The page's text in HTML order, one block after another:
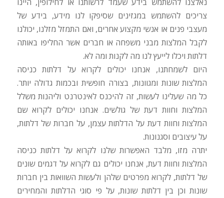
צריכים להשתמש במגזינים שסיפקו לנו מידע, בידע של
מעצבי פנים או אנשי מקצוע אחרים, ואם התמזל מזלנו, יכולנו
לקבל המלצות מבני משפחה או חברים אשר החליפו באותה
דלתות ויכלו לייעץ לנו מה לקנות ומה לא.
היום לשמחתנו, אנחנו יכולים לקרוא על דלתות כניסה
המלצות שונות ומגוונות, בצורה חופשית ובכמות גדולה יותר.
כל מה שעלינו לעשות, זה להיכנס לאינטרנט וליהנות משלל
המלצות וחוות דעת של גולשים. אנחנו יכולים לקרוא שם
המלצות וחוות דעת על הדלתות עצמן, על חברות של דלתות,
על עיצובים וסגנונות.
יתרה מזו, מלבד האפשרות שלנו לקרוא על דלתות כניסה
המלצות וחוות דעת, אנחנו יכולים גם לקרוא על דגמים שונים
של דלתות, לקרוא מפרטים שלהן ולעשות השוואות בין חברות
שונות וכן בין דלתות שונות, על פי סוגי הדלתות והמחירים